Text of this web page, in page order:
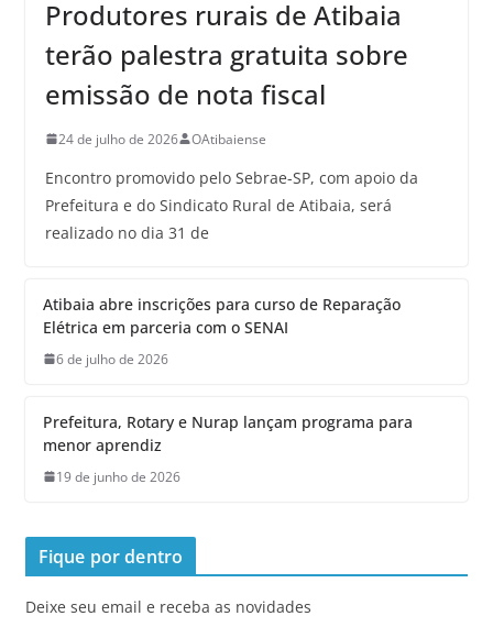
Produtores rurais de Atibaia
terão palestra gratuita sobre
emissão de nota fiscal
24 de julho de 2026 OAtibaiense
Encontro promovido pelo Sebrae-SP, com apoio da
Prefeitura e do Sindicato Rural de Atibaia, será
realizado no dia 31 de
Atibaia abre inscrições para curso de Reparação
Elétrica em parceria com o SENAI
6 de julho de 2026
Prefeitura, Rotary e Nurap lançam programa para
menor aprendiz
19 de junho de 2026
Fique por dentro
Deixe seu email e receba as novidades